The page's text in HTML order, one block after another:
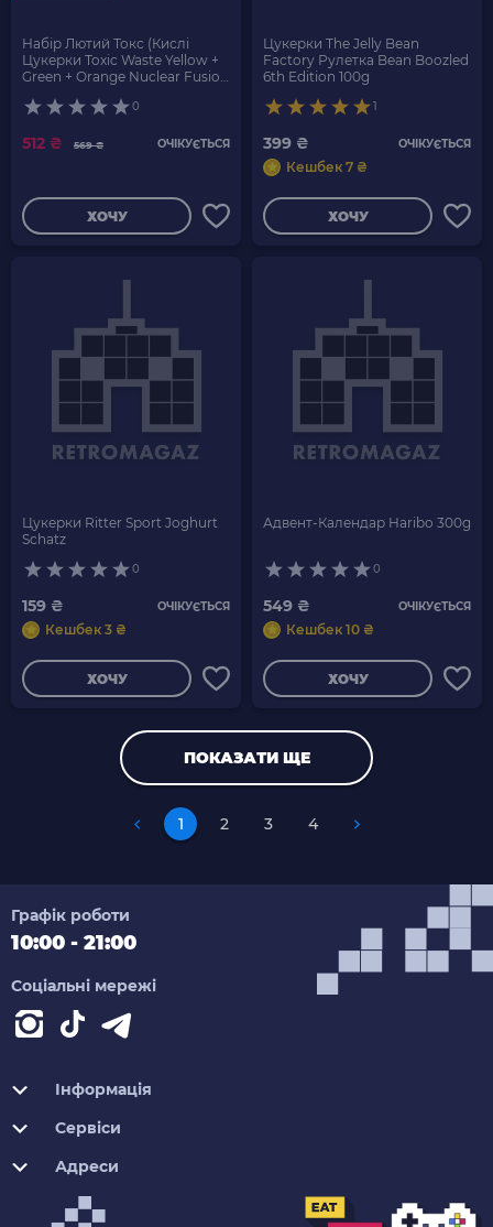
Набір Лютий Токс (Кислі
Цукерки Toxic Waste Yellow +
Green + Orange Nuclear Fusion
0
569 ₴
512 ₴ ОЧІКУЄТЬСЯ
ХОЧУ
Цукерки The Jelly Bean
Factory Рулетка Bean Boozled
6th Edition 100g
1
399 ₴ ОЧІКУЄТЬСЯ
Кешбек 7 ₴
ХОЧУ
Цукерки Ritter Sport Joghurt
Schatz
0
159 ₴ ОЧІКУЄТЬСЯ
Кешбек 3 ₴
ХОЧУ
Адвент-Календар Haribo 300g
0
549 ₴ ОЧІКУЄТЬСЯ
Кешбек 10 ₴
ХОЧУ
ПОКАЗАТИ ЩЕ
1 2 3 4
Графік роботи
10:00 - 21:00
Соціальні мережі
Інформація
Сервіси
Адреси